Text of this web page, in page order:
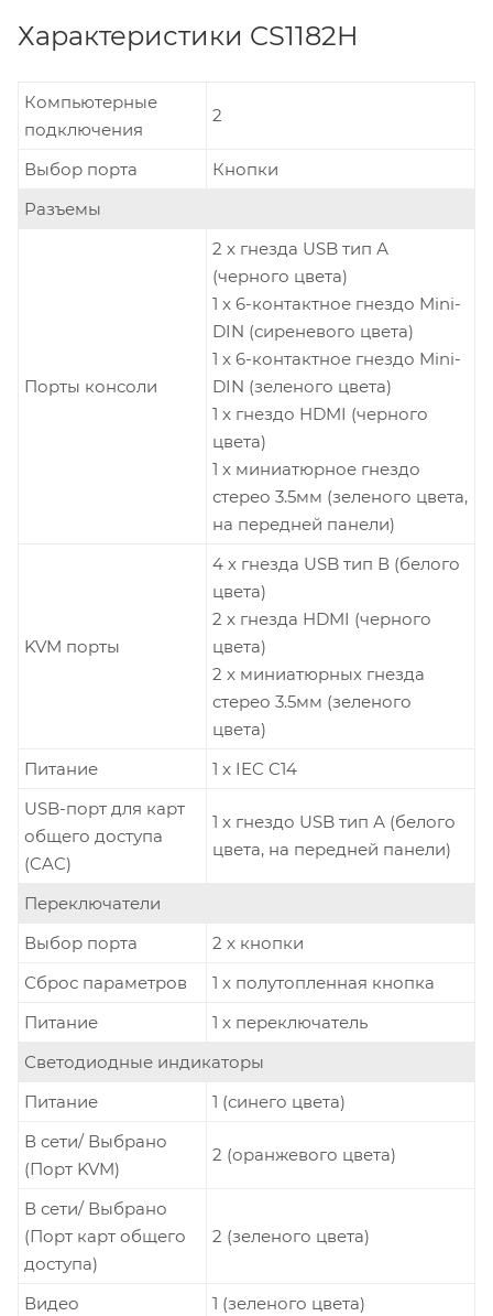
Характеристики CS1182H
Компьютерные
подключения
2
Выбор порта
Кнопки
Разъемы
Порты консоли
2 x гнезда USB тип А
(черного цвета)
1 x 6-контактное гнездо Mini-
DIN (сиреневого цвета)
1 x 6-контактное гнездо Mini-
DIN (зеленого цвета)
1 x гнездо HDMI (черного
цвета)
1 x миниатюрное гнездо
стерео 3.5мм (зеленого цвета,
на передней панели)
KVM порты
4 x гнезда USB тип В (белого
цвета)
2 x гнезда HDMI (черного
цвета)
2 x миниатюрных гнезда
стерео 3.5мм (зеленого
цвета)
Питание
1 x IEC C14
USB-порт для карт
общего доступа
(CAC)
1 x гнездо USB тип А (белого
цвета, на передней панели)
Переключатели
Выбор порта
2 x кнопки
Сброс параметров
1 x полутопленная кнопка
Питание
1 x переключатель
Светодиодные индикаторы
Питание
1 (синего цвета)
В сети/ Выбрано
(Порт KVM)
2 (оранжевого цвета)
В сети/ Выбрано
(Порт карт общего
доступа)
2 (зеленого цвета)
Видео
1 (зеленого цвета)